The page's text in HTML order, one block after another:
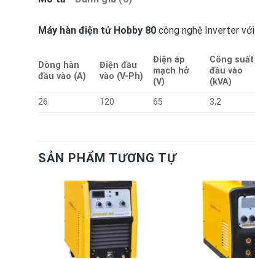
Máy hàn điện tử Hobby 80 công nghệ Inverter
Dòng hàn
đầu vào (A)
Điện đầu
vào (V-Ph)
Điện áp
mạch hở
(V)
Công suất
đầu vào
(kVA)
26 120 65 3,2
SẢN PHẨM TƯƠNG TỰ